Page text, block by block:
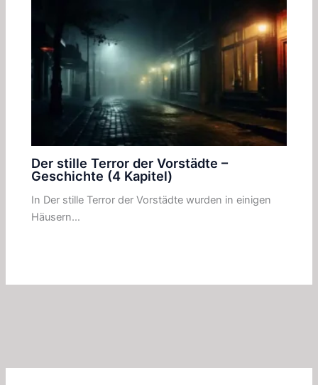
Der stille Terror der Vorstädte –
Geschichte (4 Kapitel)
In Der stille Terror der Vorstädte wurden in einigen
Häusern…